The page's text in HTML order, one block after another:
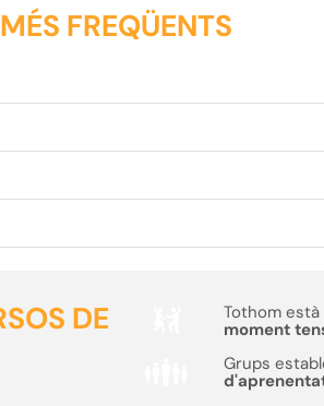
FREQÜENTS
DE Tothom està
moment
Grups